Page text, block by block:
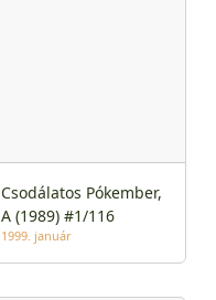
Csodálatos Pókember,
A (1989) #1/116
1999. január